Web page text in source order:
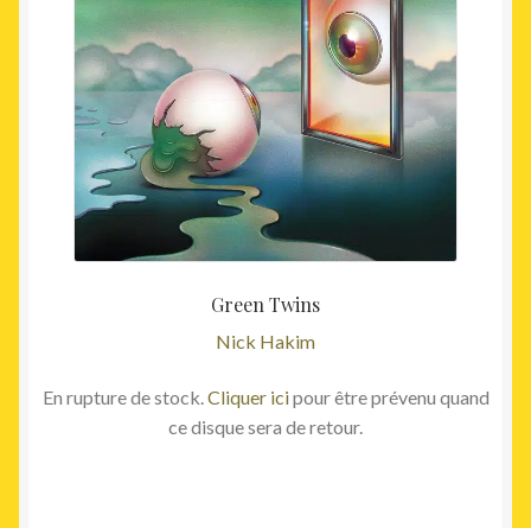
Green Twins
Nick Hakim
En rupture de stock.Cliquer icipour être prévenu quand
ce disque sera de retour.